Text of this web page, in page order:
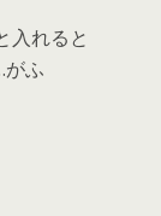
入れると
ふ